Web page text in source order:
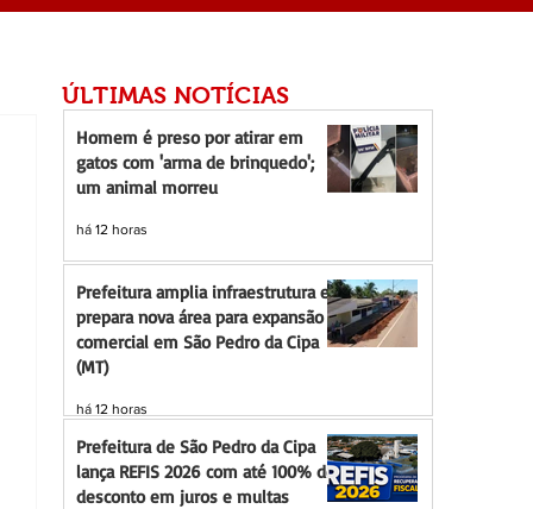
ÚLTIMAS NOTÍCIAS
Homem é preso por atirar em
gatos com 'arma de brinquedo';
um animal morreu
há 12 horas
Prefeitura amplia infraestrutura e
prepara nova área para expansão
comercial em São Pedro da Cipa
(MT)
há 12 horas
Prefeitura de São Pedro da Cipa
lança REFIS 2026 com até 100% de
desconto em juros e multas